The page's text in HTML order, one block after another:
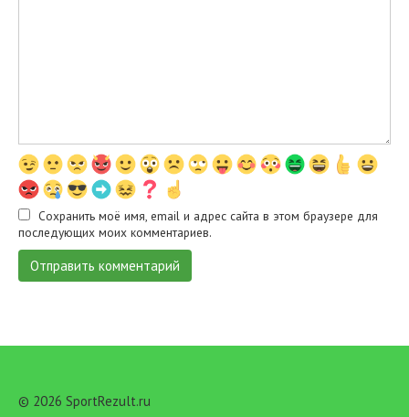
Сохранить моё имя, email и адрес сайта в этом браузере для
последующих моих комментариев.
© 2026 SportRezult.ru